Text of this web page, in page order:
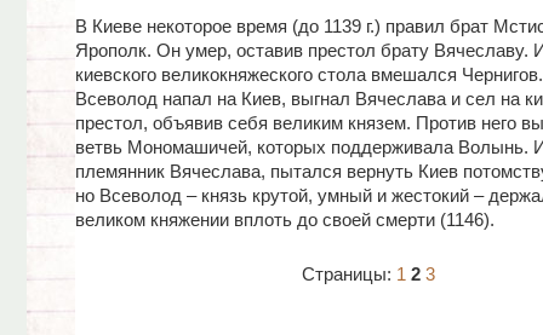
В Киеве некоторое время (до 1139 г.) правил брат
Ярополк. Он умер, оставив престол брату Вячеславу.
киевского великокняжеского стола вмешался
Всеволод напал на Киев, выгнал Вячеслава и сел на
престол, объявив себя великим князем. Против него
ветвь Мономашичей, которых поддерживала Волынь.
племянник Вячеслава, пытался вернуть Киев
но Всеволод – князь крутой, умный и жестокий –
великом княжении вплоть до своей смерти (1146).
Страницы: 1 2 3